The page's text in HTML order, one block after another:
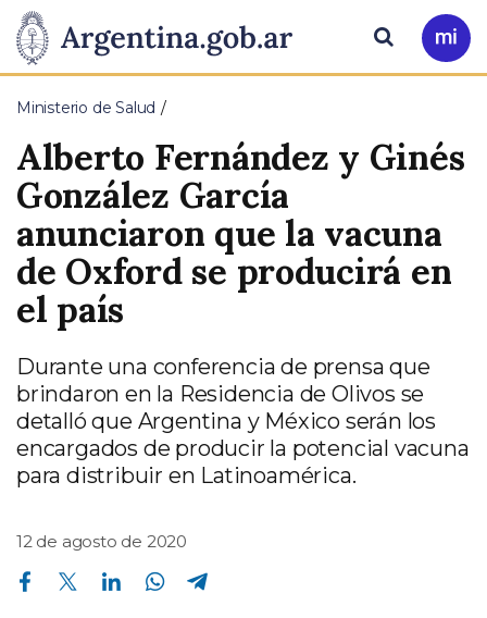
Presidencia
de
Nación
Pasar al contenido principal
Ir
a
Buscar
Ministerio de Salud
Alberto Fernández y Ginés
González García
anunciaron que la vacuna
de Oxford se producirá en
el país
Durante una conferencia de prensa que
brindaron en la Residencia de Olivos se
detalló que Argentina y México serán los
encargados de producir la potencial vacuna
para distribuir en Latinoamérica.
12 de agosto de 2020
Compartir en Facebook Compartir en Twitter Compartir en Linkedin Compartir en Whatsapp